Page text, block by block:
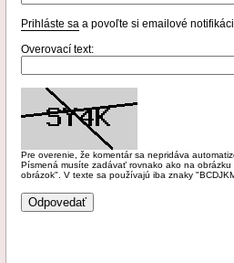
Prihláste sa a povoľte si emailové
Overovací text:
Pre overenie, že komentár sa nepridáva
Písmená musíte zadávať rovnako ako na
obrázok". V texte sa používajú iba znaky